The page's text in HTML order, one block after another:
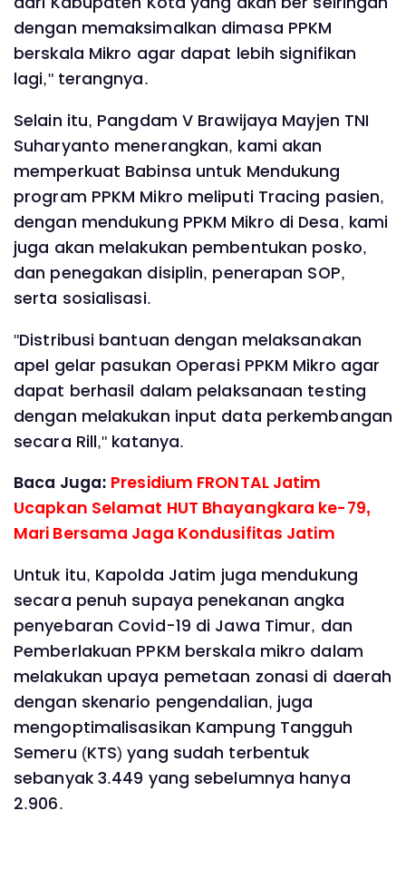
dengan memaksimalkan dimasa PPKM
berskala Mikro agar dapat lebih signifikan
lagi," terangnya.
Selain itu, Pangdam V Brawijaya Mayjen TNI
Suharyanto menerangkan, kami akan
memperkuat Babinsa untuk Mendukung
program PPKM Mikro meliputi Tracing pasien,
dengan mendukung PPKM Mikro di Desa, kami
juga akan melakukan pembentukan posko,
dan penegakan disiplin, penerapan SOP,
serta sosialisasi.
"Distribusi bantuan dengan melaksanakan
apel gelar pasukan Operasi PPKM Mikro agar
dapat berhasil dalam pelaksanaan testing
dengan melakukan input data perkembangan
secara Rill," katanya.
Baca Juga: Presidium FRONTAL Jatim
Ucapkan Selamat HUT Bhayangkara ke-79,
Mari Bersama Jaga Kondusifitas Jatim
Untuk itu, Kapolda Jatim juga mendukung
secara penuh supaya penekanan angka
penyebaran Covid-19 di Jawa Timur, dan
Pemberlakuan PPKM berskala mikro dalam
melakukan upaya pemetaan zonasi di daerah
dengan skenario pengendalian, juga
mengoptimalisasikan Kampung Tangguh
Semeru (KTS) yang sudah terbentuk
sebanyak 3.449 yang sebelumnya hanya
2.906.